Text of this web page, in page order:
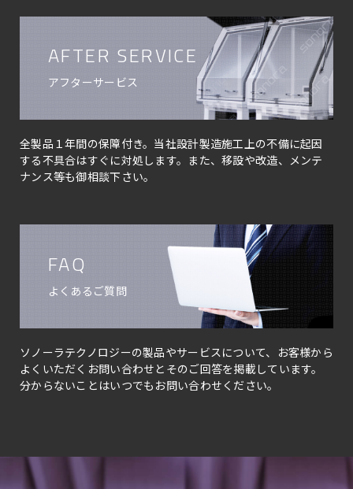
AFTER SERVICE
アフターサービス
全製品１年間の保障付き。当社設計製造施工上の不備に起因
する不具合はすぐに対処します。また、移設や改造、メンテ
ナンス等も御相談下さい。
FAQ
よくあるご質問
ソノーラテクノロジーの製品やサービスについて、お客様から
よくいただくお問い合わせとそのご回答を掲載しています。
分からないことはいつでもお問い合わせください。